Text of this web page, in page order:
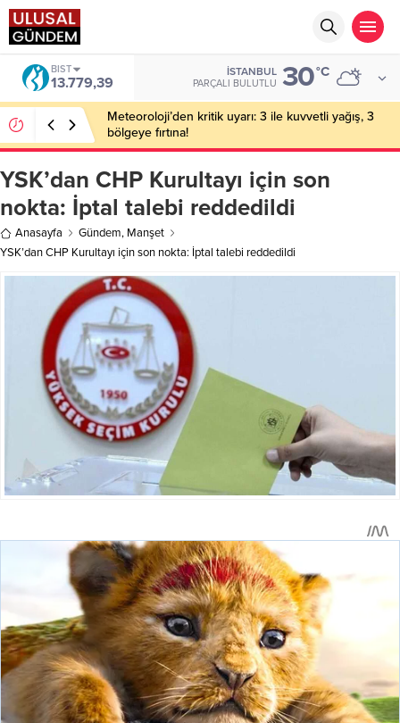
BIST
13.779,39
İSTANBUL
PARÇALI BULUTLU 30°C
Meteoroloji’den kritik uyarı: 3 ile kuvvetli yağış, 3
bölgeye fırtına!
YSK’dan CHP Kurultayı için son
nokta: İptal talebi reddedildi
Anasayfa Gündem, Manşet
YSK’dan CHP Kurultayı için son nokta: İptal talebi reddedildi